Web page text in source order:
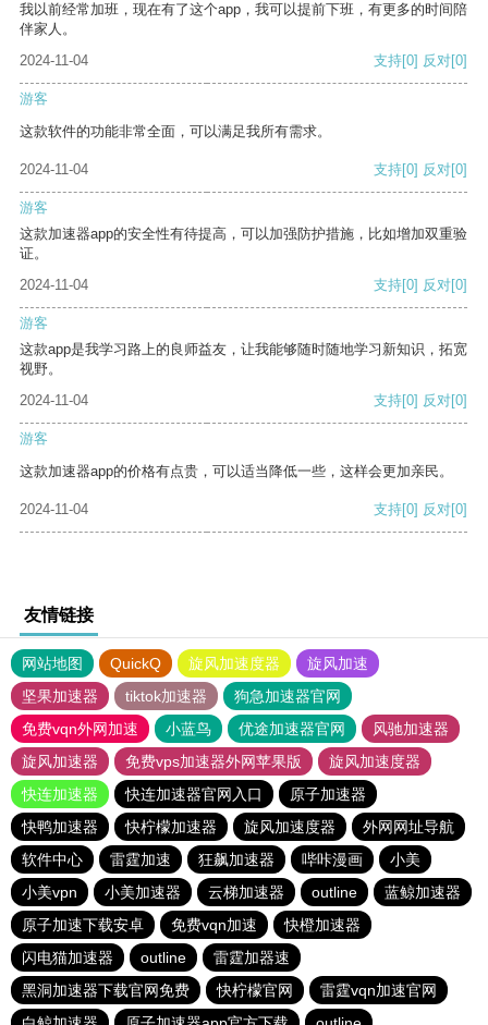
我以前经常加班，现在有了这个app，我可以提前下班，有更多的时间陪
伴家人。
2024-11-04
支持[0] 反对[0]
游客
这款软件的功能非常全面，可以满足我所有需求。
2024-11-04 支持[0] 反对[0]
游客
这款加速器app的安全性有待提高，可以加强防护措施，比如增加双重验
证。
2024-11-04
支持[0] 反对[0]
游客
这款app是我学习路上的良师益友，让我能够随时随地学习新知识，拓宽
视野。
2024-11-04
支持[0] 反对[0]
游客
这款加速器app的价格有点贵，可以适当降低一些，这样会更加亲民。
2024-11-04 支持[0] 反对[0]
友情链接
网站地图 QuickQ 旋风加速度器
旋风加速
坚果加速器
tiktok加速器
狗急加速器官网
免费vqn外网加速
小蓝鸟 优途加速器官网
风驰加速器
旋风加速器
免费vps加速器外网苹果版
旋风加速度器
快连加速器
快连加速器官网入口
原子加速器
快鸭加速器
快柠檬加速器 旋风加速度器
外网网址导航
软件中心
雷霆加速 狂飙加速器 哔咔漫画
小美
小美vpn
小美加速器 云梯加速器 outline
蓝鲸加速器
原子加速下载安卓
免费vqn加速
快橙加速器
闪电猫加速器
outline
雷霆加器速
黑洞加速器下载官网免费
快柠檬官网
雷霆vqn加速官网